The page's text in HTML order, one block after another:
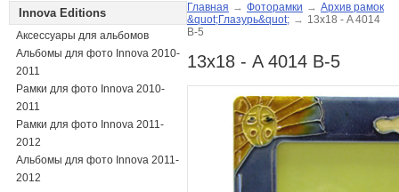
Innova Editions
Аксессуары для альбомов
Альбомы для фото Innova 2010-
2011
Рамки для фото Innova 2010-
2011
Рамки для фото Innova 2011-
2012
Альбомы для фото Innova 2011-
2012
Главная → Фоторамки → Архив рамок
&quot;Глазурь&quot; → 13х18 - A 4014
B-5
13х18 - A 4014 B-5